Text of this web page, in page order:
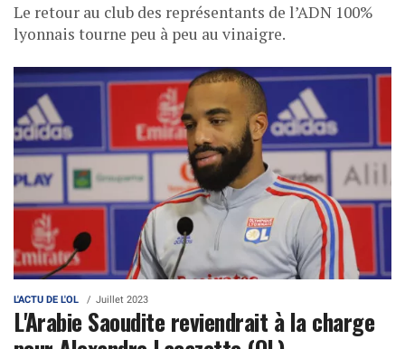
Le retour au club des représentants de l’ADN 100%
lyonnais tourne peu à peu au vinaigre.
L'ACTU DE L'OL Juillet 2023
L'Arabie Saoudite reviendrait à la charge